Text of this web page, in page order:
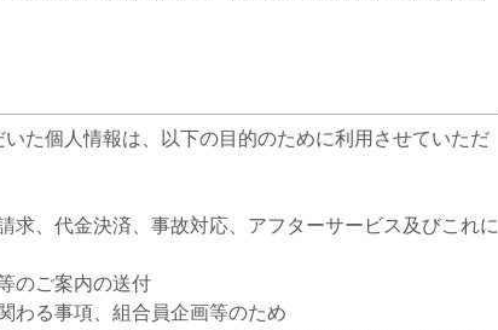
た個人情報は、以下の目的のために利用させていただ
求、代金決済、事故対応、アフターサービス及びこれに
のご案内の送付
わる事項、組合員企画等のため